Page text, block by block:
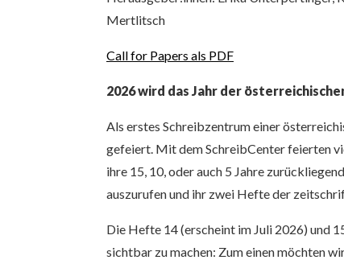
Mertlitsch
Call for Papers als PDF
2026 wird das Jahr der
Als erstes Schreibzentrum einer
gefeiert. Mit dem SchreibCenter feierten
ihre 15, 10, oder auch 5 Jahre
auszurufen und ihr zwei Hefte der
Die Hefte 14 (erscheint im Juli 2026) und
sichtbar zu machen: Zum einen möchten